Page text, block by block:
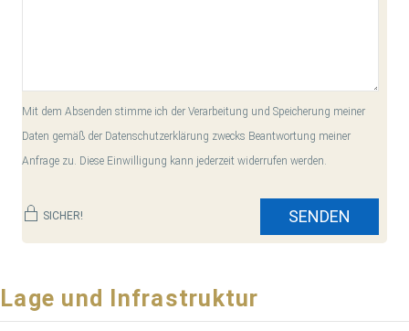
Mit dem Absenden stimme ich der Verarbeitung und Speicherung meiner
Daten gemäß der Datenschutzerklärung zwecks Beantwortung meiner
Anfrage zu. Diese Einwilligung kann jederzeit widerrufen werden.
SICHER! SENDEN
Lage und Infrastruktur